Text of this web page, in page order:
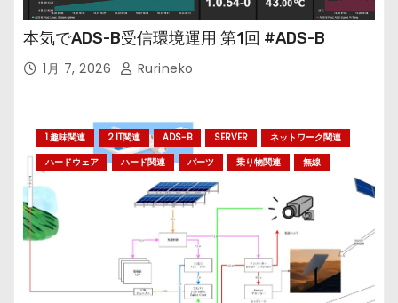
本気でADS-B受信環境運用 第1回 #ADS-B
1月 7, 2026 Rurineko
1.趣味関連 2.IT関連 ADS-B SERVER
ネットワーク関連
ハードウェア
ハード関連 パーツ 乗り物関連 無線